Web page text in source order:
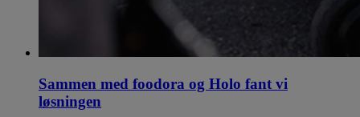
Sammen med foodora og Holo fant vi
løsningen